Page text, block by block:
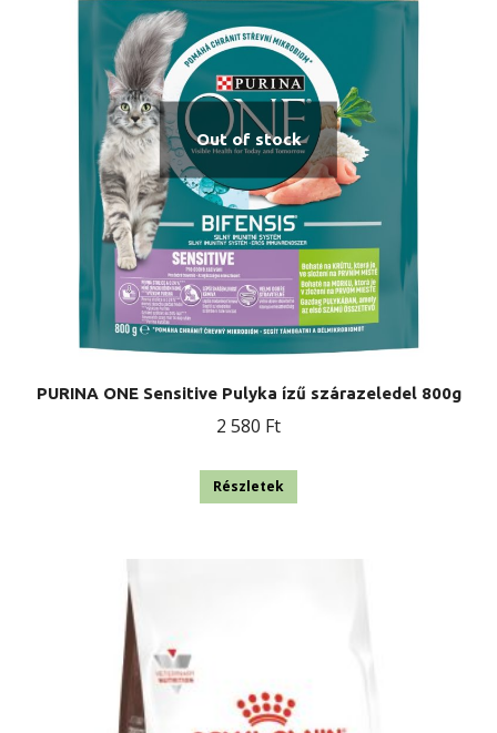
Out of stock
PURINA ONE Sensitive Pulyka ízű szárazeledel 800g
2 580 Ft
Részletek